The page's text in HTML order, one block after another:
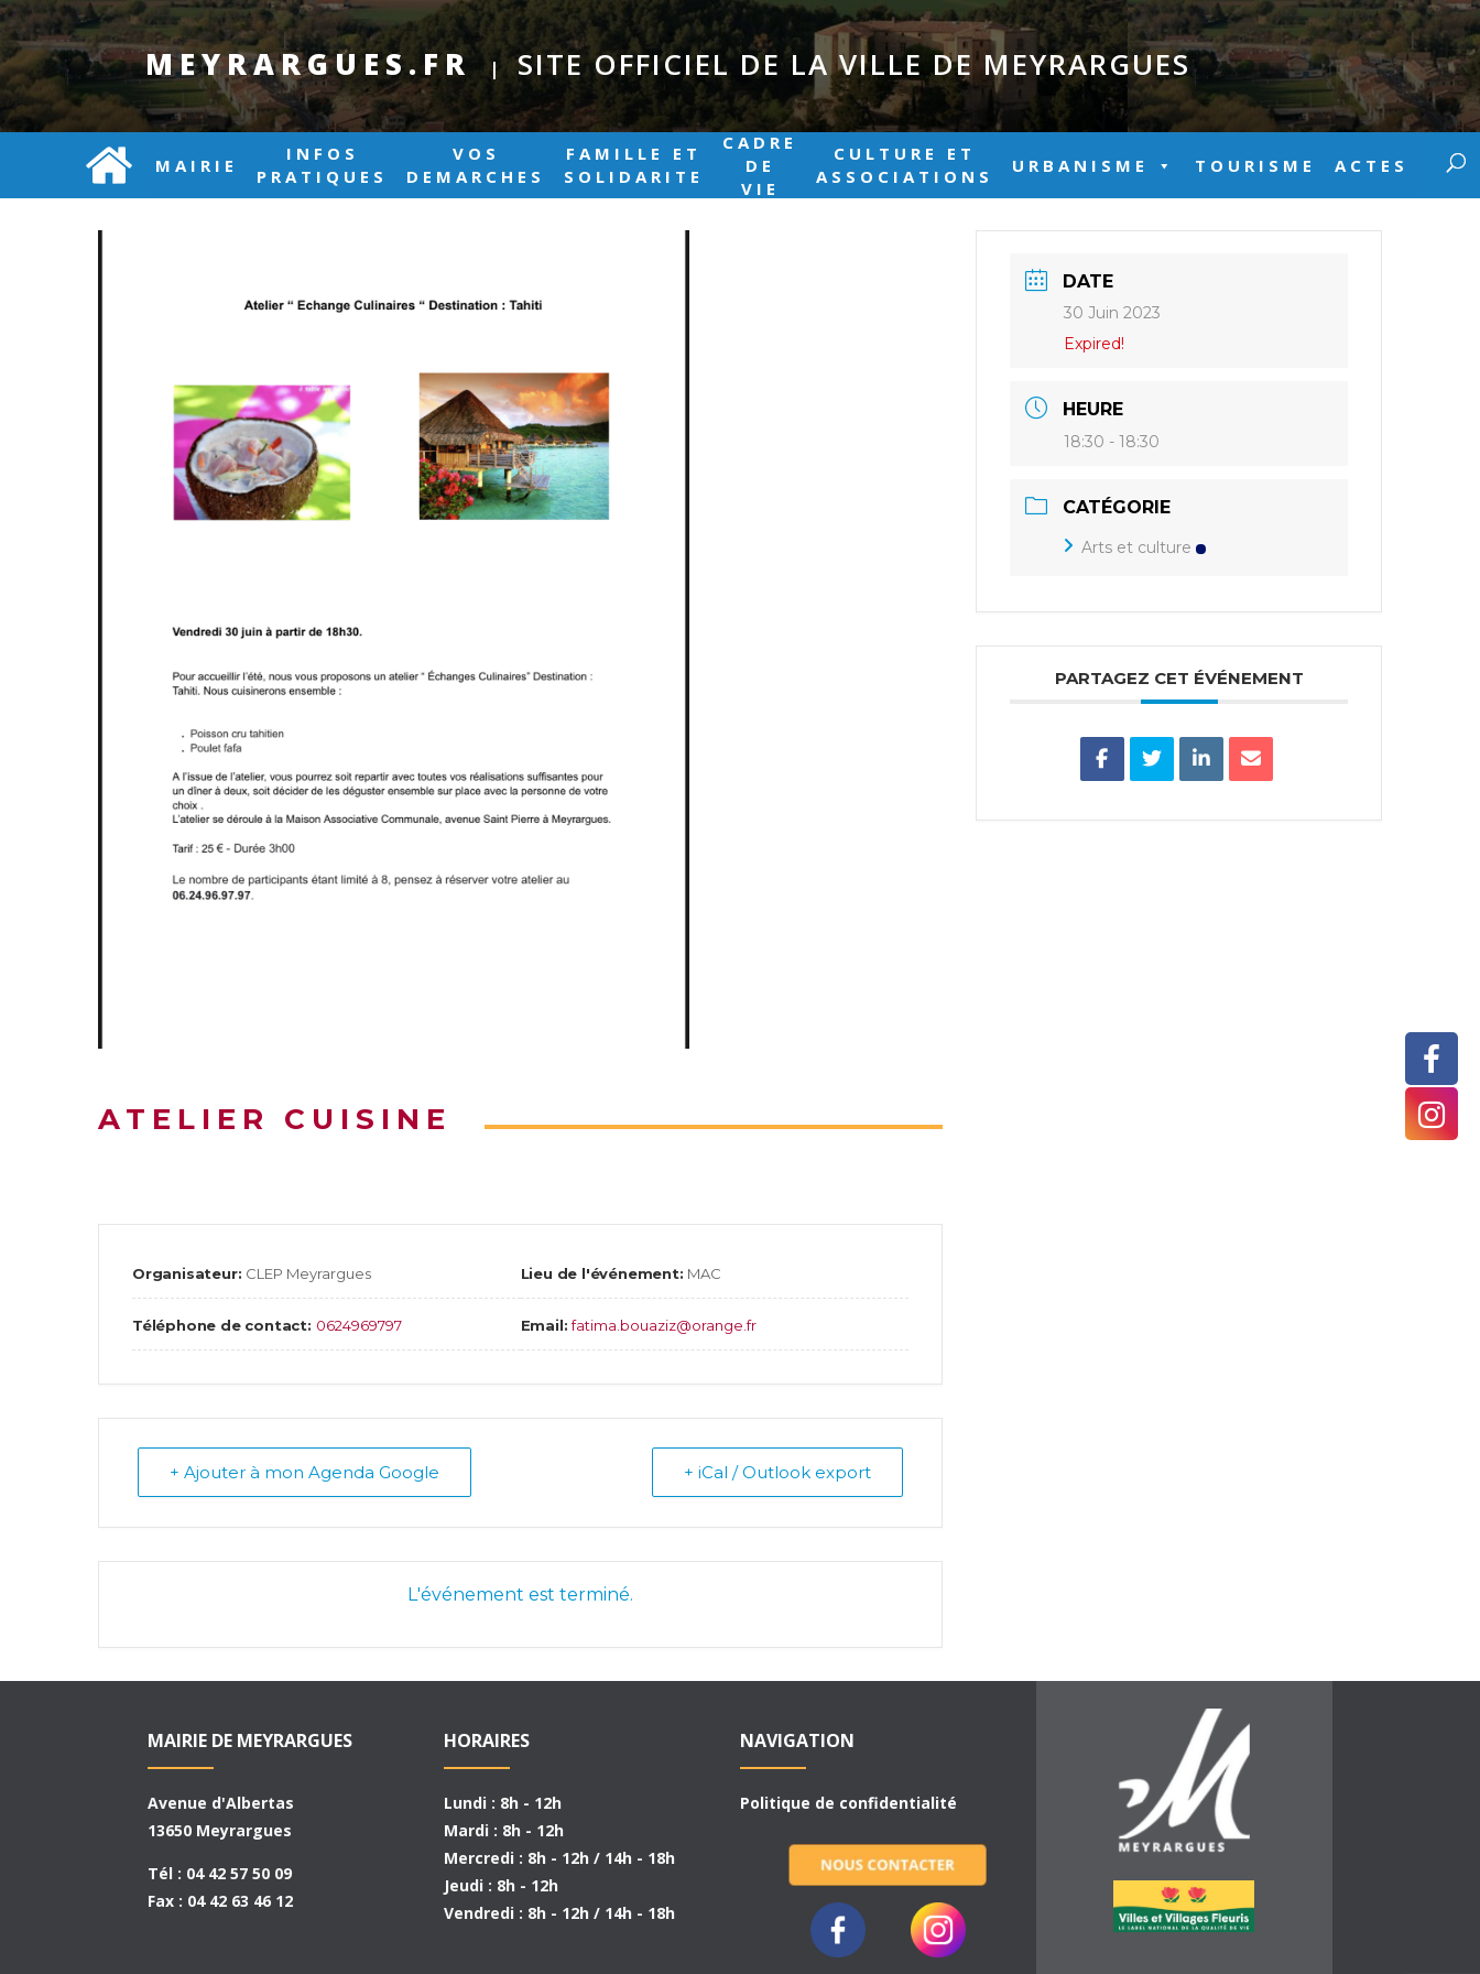
MEYRARGUES.FR | SITE OFFICIEL DE LA VILLE DE MEYRARGUES
MAIRIE
INFOS
PRATIQUES
VOS
DEMARCHES
FAMILLE ET
SOLIDARITE
CADRE
DE
VIE
CULTURE ET
ASSOCIATIONS
URBANISME TOURISME ACTES
ATELIER CUISINE
Organisateur: CLEP Meyrargues Lieu de l'événement: MAC
Téléphone de contact: 0624969797 Email:fatima.bouaziz@orange.fr
+ Ajouter à mon Agenda Google + iCal / Outlook export
L'événement est terminé.
DATE
30 Juin 2023
Expired!
HEURE
18:30 - 18:30
CATÉGORIE
Arts et culture
PARTAGEZ CET ÉVÉNEMENT
MAIRIE DE MEYRARGUES
Avenue d'Albertas
13650 Meyrargues
Tél : 04 42 57 50 09
Fax : 04 42 63 46 12
HORAIRES
Lundi : 8h - 12h
Mardi : 8h - 12h
Mercredi : 8h - 12h / 14h - 18h
Jeudi : 8h - 12h
Vendredi : 8h - 12h / 14h - 18h
NAVIGATION
Politique de confidentialité